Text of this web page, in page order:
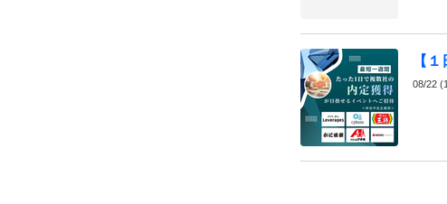
【
08/22